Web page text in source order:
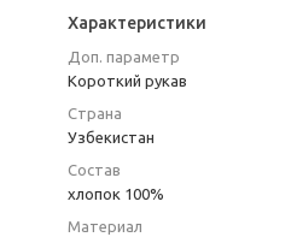
Характеристики
Доп. параметр
Короткий рукав
Страна
Узбекистан
Состав
хлопок 100%
Материал